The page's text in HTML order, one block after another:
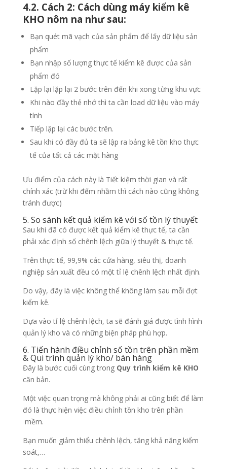
4.2. Cách 2: Cách dùng máy kiểm kê
KHO nôm na như sau:
Bạn quét mã vạch của sản phẩm để lấy dữ liệu sản
phẩm
Bạn nhập số lượng thực tế kiểm kê được của sản
phẩm đó
Lặp lại lặp lại 2 bước trên đến khi xong từng khu vực
Khi nào đầy thẻ nhớ thì ta cần load dữ liệu vào máy
tính
Tiếp lặp lại các bước trên.
Sau khi có đầy đủ ta sẽ lập ra bảng kê tồn kho thực
tế của tất cả các mặt hàng
Ưu điểm của cách này là Tiết kiệm thời gian và rất
chính xác (trừ khi đếm nhầm thì cách nào cũng không
tránh được)
5. So sánh kết quả kiểm kê với số tồn lý thuyết
Sau khi đã có được kết quả kiểm kê thực tế, ta cần
phải xác định số chênh lệch giữa lý thuyết & thực tế.
Trên thực tế, 99,9% các cửa hàng, siêu thị, doanh
nghiệp sản xuất đều có một tỉ lệ chênh lệch nhất định.
Do vậy, đây là việc không thể không làm sau mỗi đợt
kiểm kê.
Dựa vào tỉ lệ chênh lệch, ta sẽ đánh giá được tình hình
quản lý kho và có những biện pháp phù hợp.
6. Tiến hành điều chỉnh số tồn trên phần mềm
& Qui trình quản lý kho/ bán hàng
Đây là bước cuối cùng trong Quy trình kiểm kê KHO
căn bản.
Một việc quan trọng mà không phải ai cũng biết để làm
đó là thực hiện việc điều chỉnh tồn kho trên phần
mềm.
Bạn muốn giảm thiểu chênh lệch, tăng khả năng kiểm
soát,…